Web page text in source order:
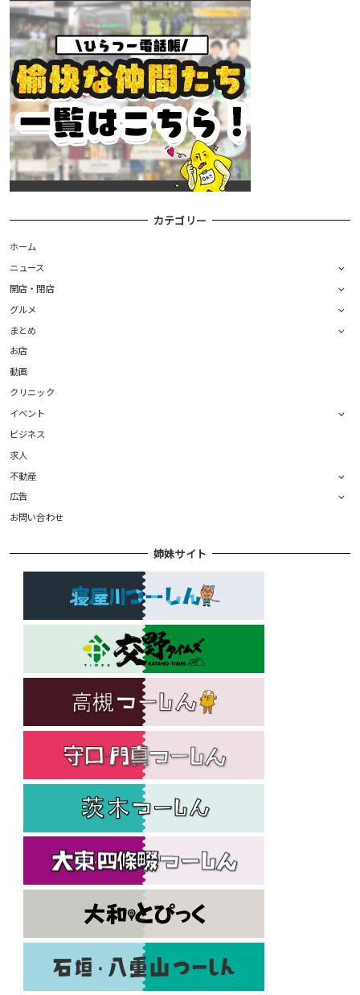
カテゴリー
ホーム
ニュース
開店・閉店
グルメ
まとめ
お店
動画
クリニック
イベント
ビジネス
求人
不動産
広告
お問い合わせ
姉妹サイト